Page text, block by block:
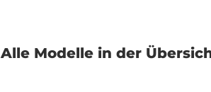
Alle Modelle in der